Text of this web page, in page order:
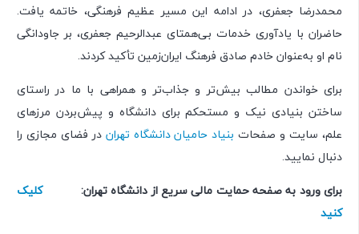
محمدرضا جعفری، در ادامه این مسیر عظیم فرهنگی، خاتمه یافت.
حاضران با یادآوری خدمات بی‌همتای عبدالرحیم جعفری، بر جاودانگی
نام او به‌عنوان خادم صادق فرهنگ ایران‌زمین تأکید کردند.
برای خواندن مطالب بیش‌تر و جذاب‌تر و همراهی با ما در راستای
ساختن بنیادی نیک و مستحکم برای دانشگاه و پیش‌بردن مرزهای
علم، سایت و صفحات بنیاد حامیان دانشگاه تهران در فضای مجازی را
دنبال نمایید.
برای ورود به صفحه حمایت مالی سریع از دانشگاه تهران:کلیک
کنید